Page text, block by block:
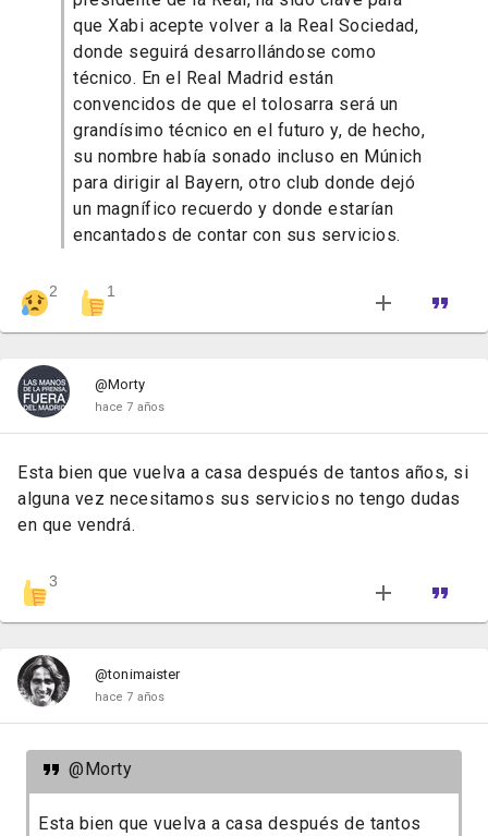
que Xabi acepte volver a la Real Sociedad,
donde seguirá desarrollándose como
técnico. En el Real Madrid están
convencidos de que el tolosarra será un
grandísimo técnico en el futuro y, de hecho,
su nombre había sonado incluso en Múnich
para dirigir al Bayern, otro club donde dejó
un magnífico recuerdo y donde estarían
encantados de contar con sus servicios.
2 1
@Morty
hace 7 años
Esta bien que vuelva a casa después de tantos años, si
alguna vez necesitamos sus servicios no tengo dudas
en que vendrá.
3
@tonimaister
hace 7 años
@Morty
Esta bien que vuelva a casa después de tantos